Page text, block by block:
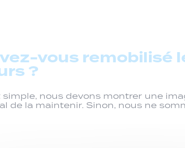
vous remobilisé
?
simple, nous devons montrer une
de la maintenir. Sinon, nous ne